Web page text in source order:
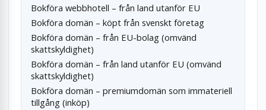
Bokföra webbhotell – från land utanför EU
Bokföra domän – köpt från svenskt företag
Bokföra domän – från EU-bolag (omvänd
skattskyldighet)
Bokföra domän – från land utanför EU (omvänd
skattskyldighet)
Bokföra domän – premiumdomän som immateriell
tillgång (inköp)